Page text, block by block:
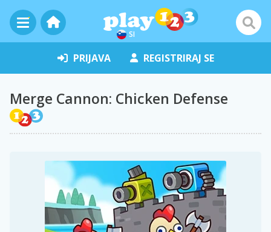
SI
PRIJAVA REGISTRIRAJ SE
Merge Cannon: Chicken Defense